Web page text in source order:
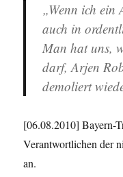
„Wenn ich ein
auch in
Man hat uns,
darf, Arjen
demoliert
[06.08.2010] Bayern-
Verantwortlichen der
an.